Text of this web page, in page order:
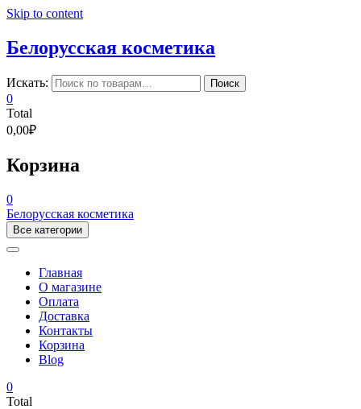
Skip to content
Белорусская косметика
Искать: Поиск
0
Total
0,00₽
Корзина
0
Белорусская косметика
Все категории
Главная
О магазине
Оплата
Доставка
Контакты
Корзина
Blog
0
Total